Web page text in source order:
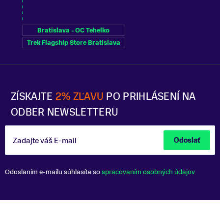
ZÍSKAJTE 2% ZĽAVU PO PRIHLÁSENÍ NA
ODBER NEWSLETTERU
Zadajte váš E-mail Odoslať
Odoslaním e-mailu súhlasíte sospracovaním osobných údajov
Bratislava - OC Tehelko
Trek Flagship Store Bratislava